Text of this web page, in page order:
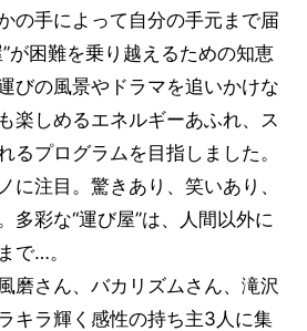
の手によって自分の手元まで届
が困難を乗り越えるための知恵
びの風景やドラマを追いかけな
楽しめるエネルギーあふれ、ス
るプログラムを目指しました。
に注目。驚きあり、笑いあり、
多彩な“運び屋”は、人間以外に
で…。
磨さん、バカリズムさん、滝沢
キラ輝く感性の持ち主3人に集